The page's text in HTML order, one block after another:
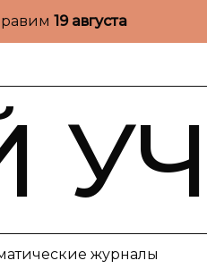
19 августа
журналы